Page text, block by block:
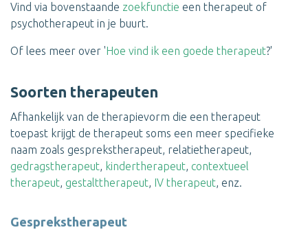
Vind via bovenstaande zoekfunctie een therapeut of
psychotherapeut in je buurt.
Of lees meer over ' Hoe vind ik een goede therapeut?'
Soorten therapeuten
Afhankelijk van de therapievorm die een therapeut
toepast krijgt de therapeut soms een meer specifieke
naam zoals gesprekstherapeut, relatietherapeut,
gedragstherapeut, kindertherapeut, contextueel
therapeut, gestalttherapeut, IV therapeut, enz.
Gesprekstherapeut